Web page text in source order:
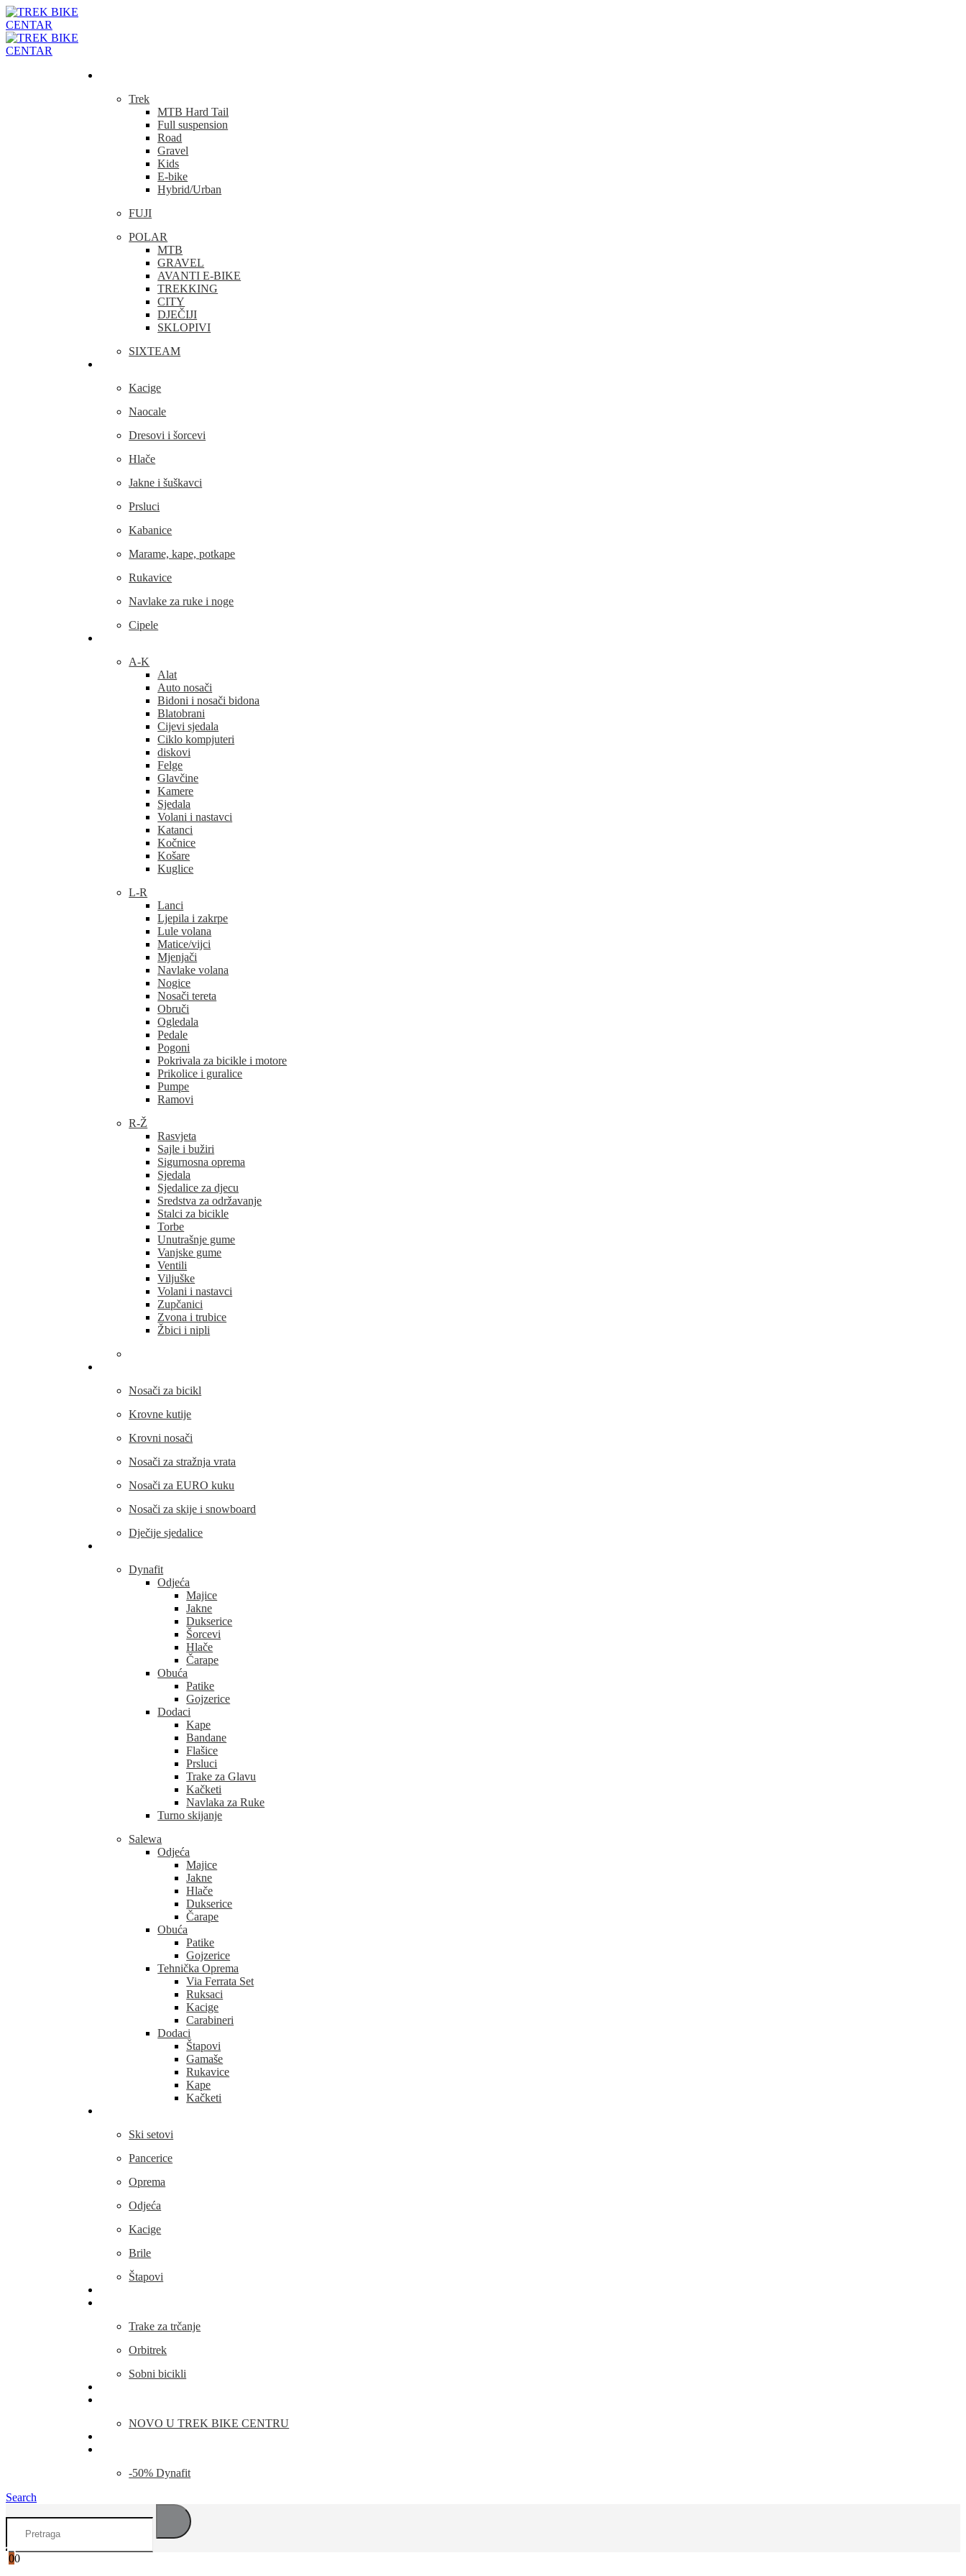
Trek
MTB Hard Tail
Full suspension
Road
Gravel
Kids
E-bike
Hybrid/Urban
FUJI
POLAR
MTB
GRAVEL
AVANTI E-BIKE
TREKKING
CITY
DJEČIJI
SKLOPIVI
SIXTEAM
Kacige
Naocale
Dresovi i šorcevi
Hlače
Jakne i šuškavci
Prsluci
Kabanice
Marame, kape, potkape
Rukavice
Navlake za ruke i noge
Cipele
A-K
Alat
Auto nosači
Bidoni i nosači bidona
Blatobrani
Cijevi sjedala
Ciklo kompjuteri
diskovi
Felge
Glavčine
Kamere
Sjedala
Volani i nastavci
Katanci
Kočnice
Košare
Kuglice
L-R
Lanci
Ljepila i zakrpe
Lule volana
Matice/vijci
Mjenjači
Navlake volana
Nogice
Nosači tereta
Obruči
Ogledala
Pedale
Pogoni
Pokrivala za bicikle i motore
Prikolice i guralice
Pumpe
Ramovi
R-Ž
Rasvjeta
Sajle i bužiri
Sigurnosna oprema
Sjedala
Sjedalice za djecu
Sredstva za održavanje
Stalci za bicikle
Torbe
Unutrašnje gume
Vanjske gume
Ventili
Viljuške
Volani i nastavci
Zupčanici
Zvona i trubice
Žbici i nipli
Nosači za bicikl
Krovne kutije
Krovni nosači
Nosači za stražnja vrata
Nosači za EURO kuku
Nosači za skije i snowboard
Dječije sjedalice
Dynafit
Odjeća
Majice
Jakne
Dukserice
Šorcevi
Hlače
Čarape
Obuća
Patike
Gojzerice
Dodaci
Kape
Bandane
Flašice
Prsluci
Trake za Glavu
Kačketi
Navlaka za Ruke
Turno skijanje
Salewa
Odjeća
Majice
Jakne
Hlače
Dukserice
Čarape
Obuća
Patike
Gojzerice
Tehnička Oprema
Via Ferrata Set
Ruksaci
Kacige
Carabineri
Dodaci
Štapovi
Gamaše
Rukavice
Kape
Kačketi
Ski setovi
Pancerice
Oprema
Odjeća
Kacige
Brile
Štapovi
Trake za trčanje
Orbitrek
Sobni bicikli
NOVO U TREK BIKE CENTRU
-50% Dynafit
Search
00